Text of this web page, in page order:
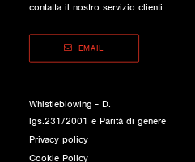
contatta il nostro servizio clienti
EMAIL
Whistleblowing - D.
lgs.231/2001 e Parità di genere
Privacy policy
Cookie Policy